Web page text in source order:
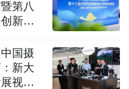
第八
新创
国摄
新大
视